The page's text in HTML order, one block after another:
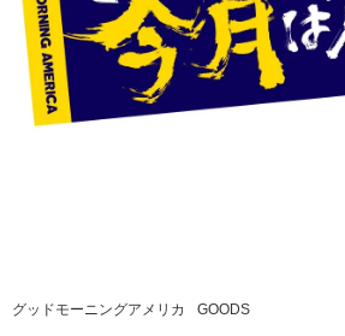
グッドモーニングアメリカ GOODS